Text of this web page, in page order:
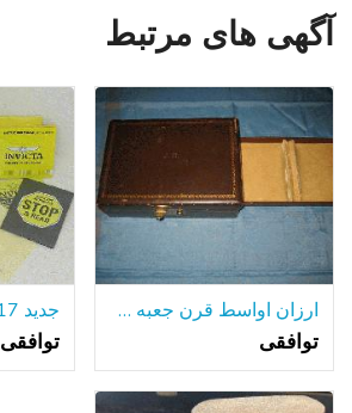
آگهی های مرتبط
ارزان اواسط قرن جعبه طلا و جواهر
توافقی توافقی